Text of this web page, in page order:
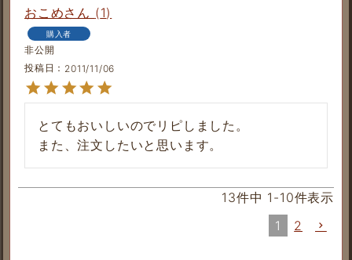
おこめ 1
購入者
非公開
投稿日
2011/11/06
とてもおいしいのでリピしました。
また、注文したいと思います。
13件中 1 -10件表示
1
2